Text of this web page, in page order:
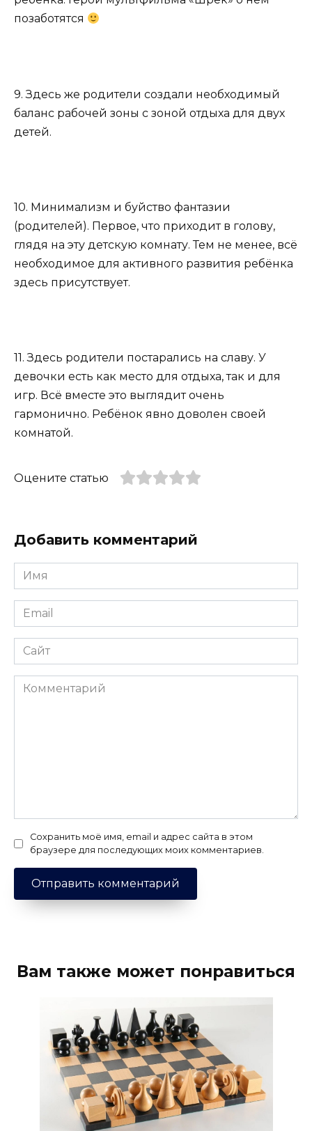
позаботятся
9. Здесь же родители создали необходимый
баланс рабочей зоны с зоной отдыха для двух
детей.
10. Минимализм и буйство фантазии
(родителей). Первое, что приходит в голову,
глядя на эту детскую комнату. Тем не менее, всё
необходимое для активного развития ребёнка
здесь присутствует.
11. Здесь родители постарались на славу. У
девочки есть как место для отдыха, так и для
игр. Всё вместе это выглядит очень
гармонично. Ребёнок явно доволен своей
комнатой.
Оцените статью
Добавить комментарий
Имя
*
Email
*
Сайт
Комментарий
Сохранить моё имя, email и адрес сайта в этом
браузере для последующих моих комментариев.
Вам также может понравиться